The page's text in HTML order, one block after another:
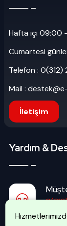
Hafta içi 09:00
Cumartesi
Telefon : 0(312)
Mail :
İletişim
Yardım &